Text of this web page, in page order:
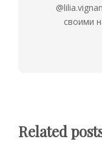
своими
Related